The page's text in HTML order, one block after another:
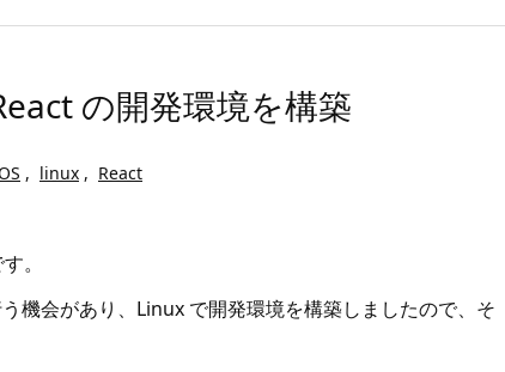
の開発環境を構築
, linux , React
。
機会があり、Linux で開発環境を構築しましたので、そ